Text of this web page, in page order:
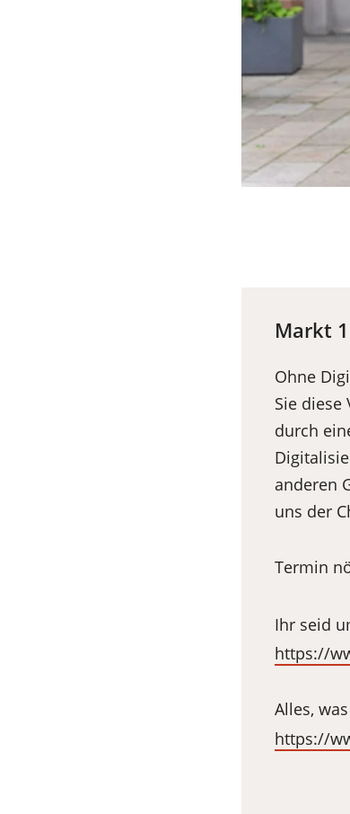
Markt
Ohne
Sie
durch
anderen
uns der
Termin
Ihr seid
https://
Alles,
https://